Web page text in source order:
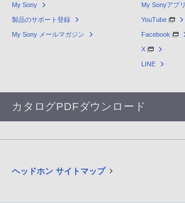
My Sony
製品のサポート登録
My Sony メールマガジン
My Sonyアプリ
YouTube
Facebook
X
LINE
カタログPDFダウンロード
ヘッドホン サイトマップ